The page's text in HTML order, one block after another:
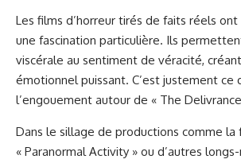
Les films d’horreur tirés de faits réels
une fascination particulière. Ils
viscérale au sentiment de véracité,
émotionnel puissant. C’est justement ce
l’engouement autour de « The
Dans le sillage de productions comme la
« Paranormal Activity » ou d’autres